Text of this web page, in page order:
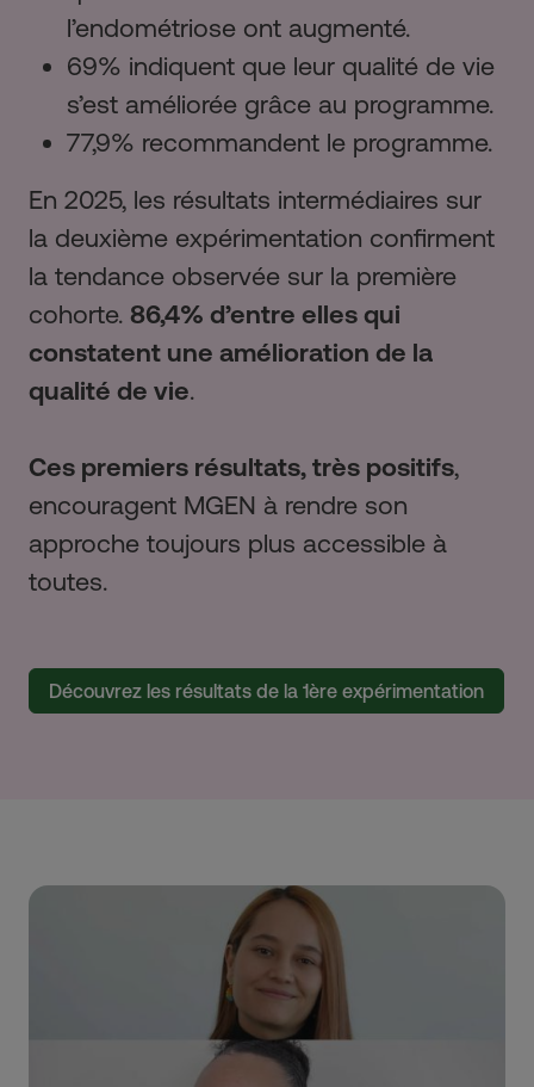
l’endométriose ont augmenté.
69% indiquent que leur qualité de vie
s’est améliorée grâce au programme.
77,9% recommandent le programme.
En 2025, les résultats intermédiaires sur
la deuxième expérimentation confirment
la tendance observée sur la première
cohorte. 86,4% d’entre elles qui
constatent une amélioration de la
qualité de vie.
Ces premiers résultats, très positifs,
encouragent MGEN à rendre son
approche toujours plus accessible à
toutes.
Découvrez les résultats de la 1ère expérimentation